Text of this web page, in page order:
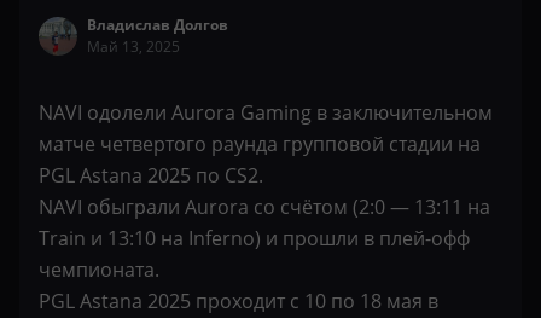
Владислав Долгов
Май 13, 2025
NAVI одолели Aurora Gaming в заключительном
матче четвертого раунда групповой стадии на
PGL Astana 2025 по CS2.
NAVI обыграли Aurora со счётом (2:0 — 13:11 на
Train и 13:10 на Inferno) и прошли в плей-офф
чемпионата.
PGL Astana 2025 проходит с 10 по 18 мая в